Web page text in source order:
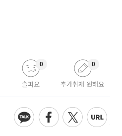
슬퍼요
0
추가취재 원해요
0